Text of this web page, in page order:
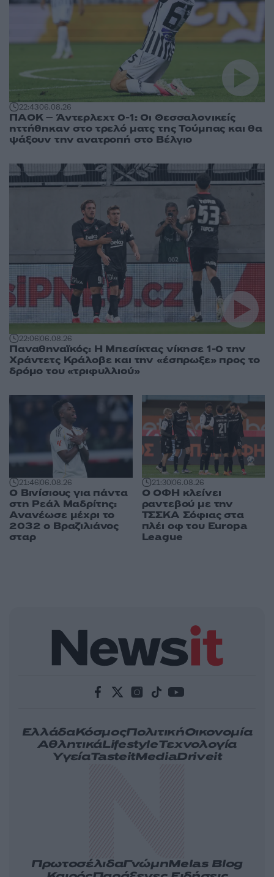
22:4306.08.26
ΠΑΟΚ – Άντερλεχτ 0-1: Οι Θεσσαλονικείς
ηττήθηκαν στο τρελό ματς της Τούμπας και θα
ψάξουν την ανατροπή στο Βέλγιο
22:0606.08.26
Παναθηναϊκός: Η Μπεσίκτας νίκησε 1-0 την
Χράντετς Κράλοβε και την «έσπρωξε» προς το
δρόμο του «τριφυλλιού»
21:4606.08.26
Ο Βινίσιους για πάντα
στη Ρεάλ Μαδρίτης:
Ανανέωσε μέχρι το
2032 ο Βραζιλιάνος
σταρ
21:3006.08.26
Ο ΟΦΗ κλείνει
ραντεβού με την
ΤΣΣΚΑ Σόφιας στα
πλέι οφ του Europa
League
ΕλλάδαΚόσμοςΠολιτικήΟικονομία
ΑθλητικάLifestyleΤεχνολογία
ΥγείαTasteitMediaDriveit
ΠρωτοσέλιδαΓνώμηMelas Blog